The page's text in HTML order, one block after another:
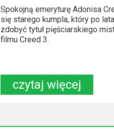
Spokojną emeryturę Adonisa
się starego kumpla, który po
zdobyć tytuł pięściarskiego
filmu Creed 3.
czytaj więcej